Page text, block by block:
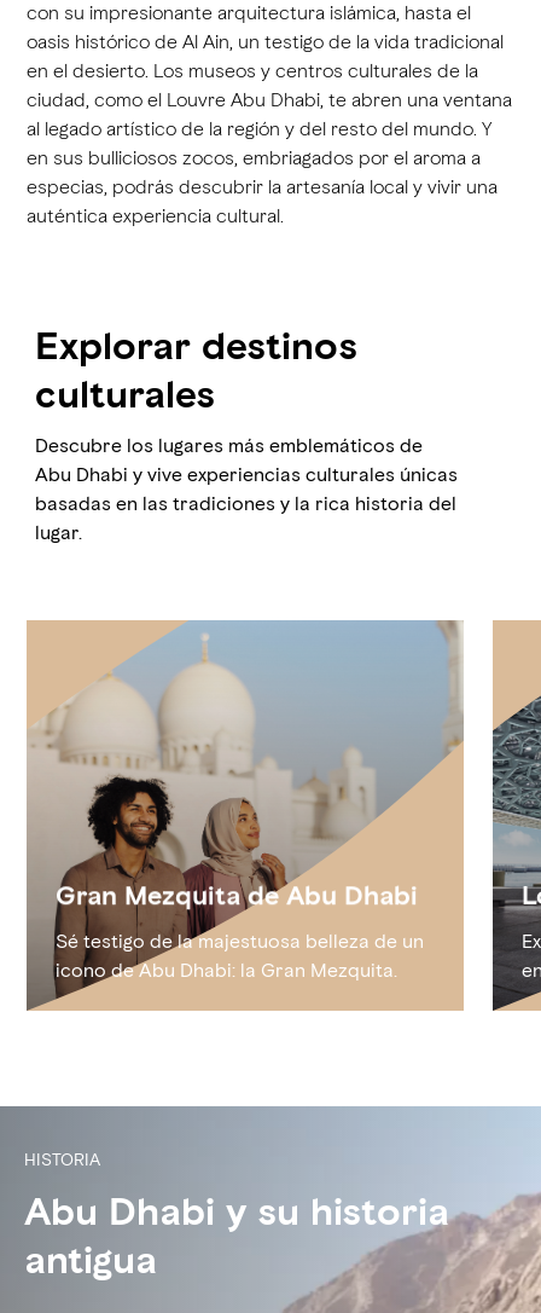
con su impresionante arquitectura islámica, hasta el
oasis histórico de Al Ain, un testigo de la vida tradicional
en el desierto. Los museos y centros culturales de la
ciudad, como el Louvre Abu Dhabi, te abren una ventana
al legado artístico de la región y del resto del mundo. Y
en sus bulliciosos zocos, embriagados por el aroma a
especias, podrás descubrir la artesanía local y vivir una
auténtica experiencia cultural.
Explorar destinos
culturales
Descubre los lugares más emblemáticos de
Abu Dhabi y vive experiencias culturales únicas
basadas en las tradiciones y la rica historia del
lugar.
Gran Mezquita de Abu Dhabi
Sé testigo de la majestuosa belleza de un
icono de Abu Dhabi: la Gran Mezquita.
HISTORIA
Abu Dhabi y su historia
antigua